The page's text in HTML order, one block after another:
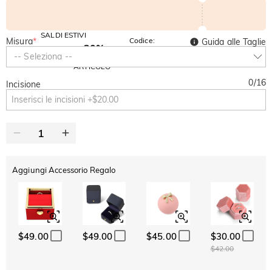
SALDI ESTIVI
-10%
SU TUTTO
-30%
ARTICOLO
Codice:
SUMMER
Misura*
-- Seleziona --
Guida alle Taglie
Incisione 0/16
Aggiungi Accessorio Regalo
$49.00 $49.00 $45.00 $30.00
$42.00